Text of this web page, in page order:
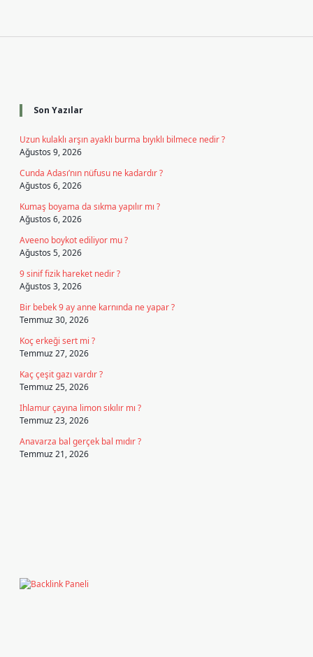
Son Yazılar
Uzun kulaklı arşın ayaklı burma bıyıklı bilmece nedir ?
Ağustos 9, 2026
Cunda Adası’nın nüfusu ne kadardır ?
Ağustos 6, 2026
Kumaş boyama da sıkma yapılır mı ?
Ağustos 6, 2026
Aveeno boykot ediliyor mu ?
Ağustos 5, 2026
9 sinif fizik hareket nedir ?
Ağustos 3, 2026
Bir bebek 9 ay anne karnında ne yapar ?
Temmuz 30, 2026
Koç erkeği sert mi ?
Temmuz 27, 2026
Kaç çeşit gazı vardır ?
Temmuz 25, 2026
Ihlamur çayına limon sıkılır mı ?
Temmuz 23, 2026
Anavarza bal gerçek bal mıdır ?
Temmuz 21, 2026